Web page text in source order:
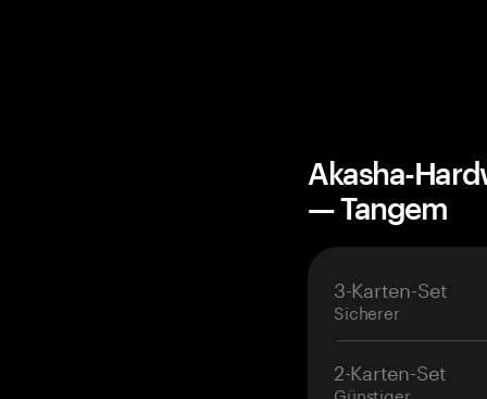
Akasha-
— Tangem
3-Karten-Set
Sicherer
2-Karten-Set
Günstiger